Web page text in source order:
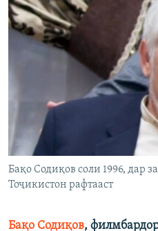
ГУЗОРИШҲОИ РАДИОӢ
Русский
Ҳамаи сомонаҳои RFE/
Бақо Содиқов соли 1996, дар
Тоҷикистон рафтааст
Бақо Содиқов,